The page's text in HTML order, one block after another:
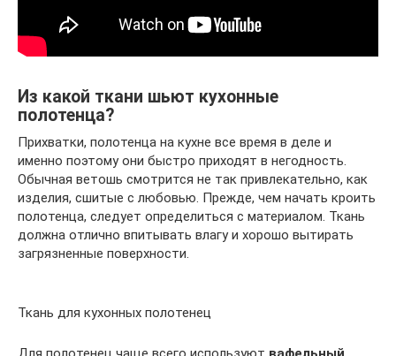
Из какой ткани шьют кухонные
полотенца?
Прихватки, полотенца на кухне все время в деле и
именно поэтому они быстро приходят в негодность.
Обычная ветошь смотрится не так привлекательно, как
изделия, сшитые с любовью. Прежде, чем начать кроить
полотенца, следует определиться с материалом. Ткань
должна отлично впитывать влагу и хорошо вытирать
загрязненные поверхности.
Ткань для кухонных полотенец